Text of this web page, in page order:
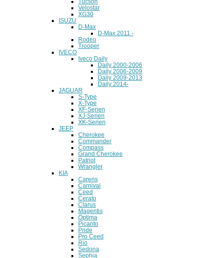
Tucson
Velostar
XG30
ISUZU
D-Max
D-Max 2011 -
Rodeo
Trooper
IVECO
Iveco Daily
Daily 2000-2006
Daily 2006-2009
Daily 2009-2013
Daily 2014-
JAGUAR
S-Type
X-Type
XF-Serien
XJ-Serien
XK-Serien
JEEP
Cherokee
Commander
Compass
Grand Cherokee
Patriot
Wrangler
KIA
Carens
Carnival
Ceed
Cerato
Clarus
Magentis
Optima
Picanto
Pride
Pro Ceed
Rio
Sedona
Sephia